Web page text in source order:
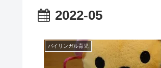
2022-05
バイリンガル育児